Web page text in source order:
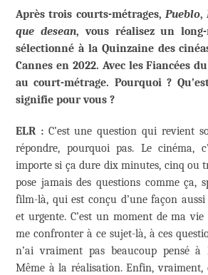
Après trois courts-métrages, Pueblo,
que desean, vous réalisez un
sélectionné à la Quinzaine des
Cannes en 2022. Avec les Fiancées
au court-métrage. Pourquoi ?
signifie pour vous ?
ELR :C’est une question qui revient
répondre, pourquoi pas. Le cinéma,
importe si ça dure dix minutes, cinq ou
pose jamais des questions comme ça,
film-là, qui est conçu d’une façon aussi
et urgente. C’est un moment de ma vie
me confronter à ce sujet-là, à ces
n’ai vraiment pas beaucoup pensé à
Même à la réalisation. Enfin,